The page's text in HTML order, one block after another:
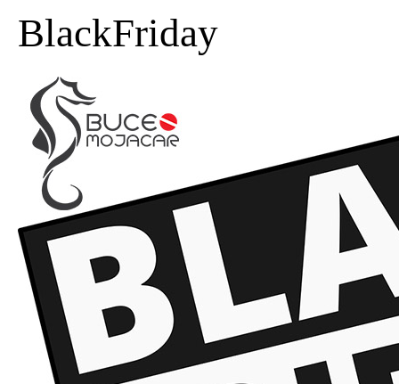
BlackFriday